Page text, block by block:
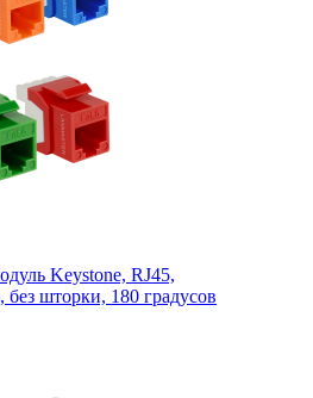
Keystone, RJ45,
шторки, 180 градусов